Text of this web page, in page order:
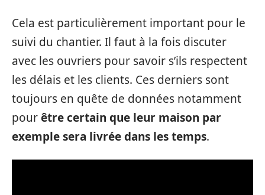
Cela est particulièrement important pour le
suivi du chantier. Il faut à la fois discuter
avec les ouvriers pour savoir s’ils respectent
les délais et les clients. Ces derniers sont
toujours en quête de données notamment
pourêtre certain que leur maison par
exemple sera livrée dans les temps.